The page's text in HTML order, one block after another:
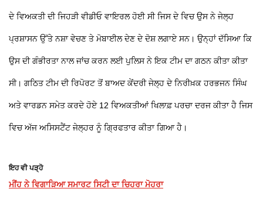
ਦੇ ਵਿਅਕਤੀ ਦੀ ਜਿਹੜੀ ਵੀਡੀਓ ਵਾਇਰਲ ਹੋਈ ਸੀ ਜਿਸ ਦੇ ਵਿਚ ਉਸ ਨੇ ਜੇਲ੍ਹ
ਪ੍ਰਸ਼ਾਸਨ ਉੱਤੇ ਨਸ਼ਾ ਵੇਚਣ ਤੇ ਮੋਬਾਈਲ ਦੇਣ ਦੇ ਦੋਸ਼ ਲਗਾਏ ਸਨ। ਉਨ੍ਹਾਂ ਦੱਸਿਆ ਕਿ
ਉਸ ਦੀ ਗੰਭੀਰਤਾ ਨਾਲ ਜਾਂਚ ਕਰਨ ਲਈ ਪੁਲਿਸ ਨੇ ਇਕ ਟੀਮ ਦਾ ਗਠਨ ਕੀਤਾ ਕੀਤਾ
ਸੀ। ਗਠਿਤ ਟੀਮ ਦੀ ਰਿਪੋਰਟ ਤੋਂ ਬਾਅਦ ਕੇਂਦਰੀ ਜੇਲ੍ਹ ਦੇ ਨਿਰੀਖ਼ਕ ਹਰਭਜਨ ਸਿੰਘ
ਅਤੇ ਵਾਰਡਨ ਸਮੇਤ ਕਰਦੇ ਹੋਏ 12 ਵਿਅਕਤੀਆਂ ਖਿਲਾਫ਼ ਪਰਚਾ ਦਰਜ ਕੀਤਾ ਹੈ ਜਿਸ
ਵਿਚ ਅੱਜ ਅਸਿਸਟੈਂਟ ਜੇਲ੍ਹਰ ਨੂੰ ਗ੍ਰਿਫਤਾਰ ਕੀਤਾ ਗਿਆ ਹੈ।
ਇਹ ਵੀ ਪੜ੍ਹੋ
ਮੀਂਹ ਨੇ ਵਿਗਾੜਿਆ ਸਮਾਰਟ ਸਿਟੀ ਦਾ ਚਿਹਰਾ ਮੋਹਰਾ